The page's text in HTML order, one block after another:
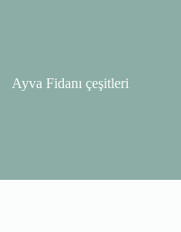
Ayva Fidanı çeşitleri